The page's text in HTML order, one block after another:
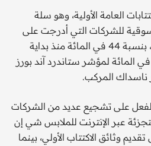
العامة الأولية، وهو سلة
للشركات التي أدرجت على
مدى الأعوام الثلاثة الماضية، بنسبة 44 في المائة منذ بداية
2023، مقارنة بمكاسب 24 في المائة لمؤشر ستاندرد آند بورز
على تشجيع عديد من الشركات
عبر الإنترنت للملابس شي إن
وثائق الاكتتاب الأولي، بينما